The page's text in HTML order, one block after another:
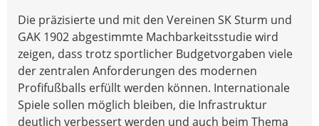
Die präzisierte und mit den Vereinen SK Sturm und
GAK 1902 abgestimmte Machbarkeitsstudie wird
zeigen, dass trotz sportlicher Budgetvorgaben viele
der zentralen Anforderungen des modernen
Profifußballs erfüllt werden können. Internationale
Spiele sollen möglich bleiben, die Infrastruktur
deutlich verbessert werden und auch beim Thema